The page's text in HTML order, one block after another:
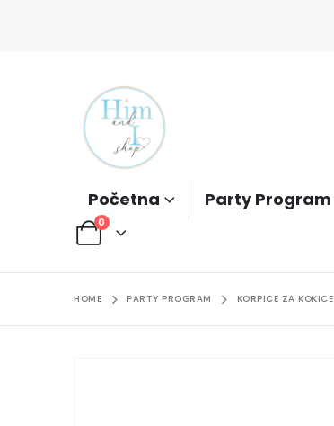
Početna Party Program
0
HOME PARTY PROGRAM KORPICE ZA KOKICE